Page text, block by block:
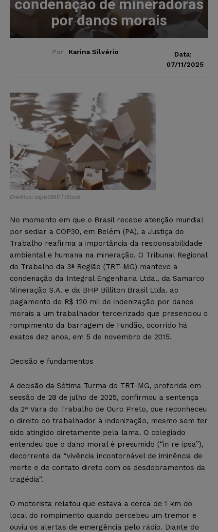
condenação de mineradoras
por danos morais
Por Karina Silvério
Data:
07/11/2025
Créditos: zepp1969 | iStock
No momento em que o Brasil recebe atenção mundial
por sediar a COP30, em Belém (PA), a Justiça do
Trabalho reafirma a importância da responsabilidade
ambiental e humana na mineração. O Tribunal Regional
do Trabalho da 3ª Região (TRT-MG) manteve a
condenação da Integral Engenharia Ltda., da Samarco
Mineração S.A. e da BHP Billiton Brasil Ltda. ao
pagamento de R$ 120 mil de indenização por danos
morais a um trabalhador terceirizado que presenciou o
rompimento da barragem de Fundão, ocorrido há
exatos dez anos, em 5 de novembro de 2015.
Decisão e fundamentos
A decisão da Sétima Turma do TRT-MG, proferida em
sessão de 28 de julho de 2025, confirmou a sentença
da 2ª Vara do Trabalho de Ouro Preto, que reconheceu
o direito do trabalhador à indenização, mesmo sem ter
sido atingido diretamente pela lama. O colegiado
entendeu que o dano moral é presumido (“in re ipsa”),
decorrente da “vivência incontornável de iminência de
morte e de contato direto com os desdobramentos da
tragédia”.
O motorista relatou que estava a cerca de 1 km do
local do rompimento quando percebeu um tremor e
ouviu os alertas de emergência pelo rádio. Diante do